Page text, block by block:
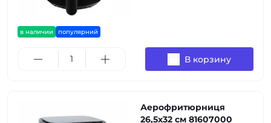
в наличии популярний
В корзину
Аерофритюрниця
26,5х32 см 81607000